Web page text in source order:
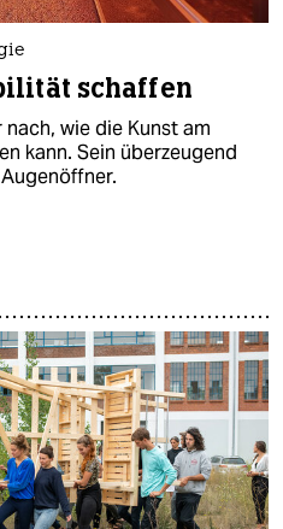
schaffen
wie die Kunst am
kann. Sein überzeugend